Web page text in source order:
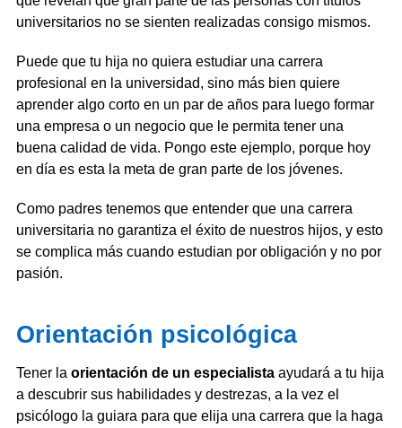
universitarios no se sienten realizadas consigo mismos.
Puede que tu hija no quiera estudiar una carrera
profesional en la universidad, sino más bien quiere
aprender algo corto en un par de años para luego formar
una empresa o un negocio que le permita tener una
buena calidad de vida. Pongo este ejemplo, porque hoy
en día es esta la meta de gran parte de los jóvenes.
Como padres tenemos que entender que una carrera
universitaria no garantiza el éxito de nuestros hijos, y esto
se complica más cuando estudian por obligación y no por
pasión.
Orientación psicológica
Tener la orientación de un especialista ayudará a tu hija
a descubrir sus habilidades y destrezas, a la vez el
psicólogo la guiara para que elija una carrera que la haga